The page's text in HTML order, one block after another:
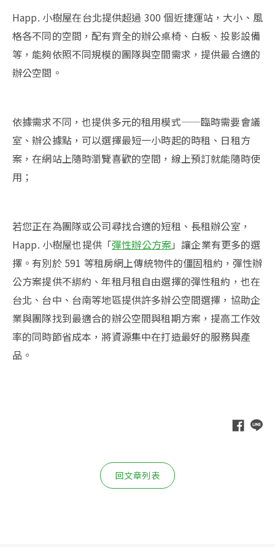
Happ. 小樹屋在台北提供超過 300 個近捷運站，大小、風
格各不同的空間，配有齊全的辦公桌椅、白板、投影設備
等，能夠依照不同規模的團隊與空間需求，提供最合適的
辦公空間。
依據需求不同，也提供多元的租用模式——臨時需要會議
室、辦公據點，可以選擇最短一小時起的時租、日租方
案，在網站上隨時瀏覽喜歡的空間，線上預訂就能隨時使
用；
若您正在為團隊或公司尋找合適的短租、長租辦公室，
Happ. 小樹屋也提供「彈性辦公方案」讓企業有更多的選
擇。有別於 591 等租房網上傳統物件的僵固租約，彈性辦
公方案提供不綁約、年租月租自由選擇的彈性租約，也在
台北、台中、台南等地區提供許多辦公空間選擇，協助企
業與團隊找到最適合的辦公空間與租期方案，提高工作效
率的同時節省成本，將資源集中在打造最好的服務與產
品。
回文章列表